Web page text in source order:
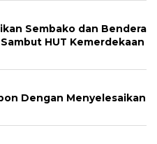
Sembako dan Bendera
HUT Kemerdekaan
Dengan Menyelesaikan